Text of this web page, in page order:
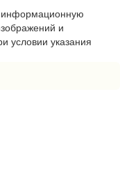
информационную
и
условии указания